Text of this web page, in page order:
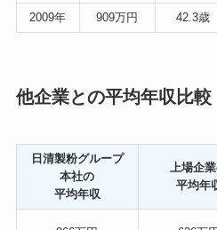
2009年 909万円 42.3歳
他企業との平均年収比較
日清製粉グループ
本社の
平均年収
上場企
平均年